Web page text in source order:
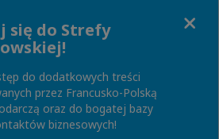
Menedżer d/s Komunikacji
Pawłowski posiada
w zakresie komunikacji
które zdobywał w
międzynarodowych
w licznych projektach zwi?
wdrożeniem strategii z
zewnętrznej (PR/IR)
się do Strefy
do dodatkowych treści
przez Francusko-Polską
oraz do bogatej bazy
biznesowych!